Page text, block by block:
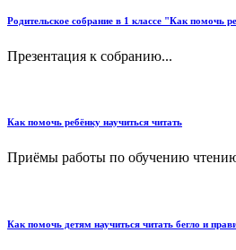
Родительское собрание в 1 классе "Как помочь
Презентация к собранию...
Как помочь ребёнку научиться читать
Приёмы работы по обучению
Как помочь детям научиться читать бегло и